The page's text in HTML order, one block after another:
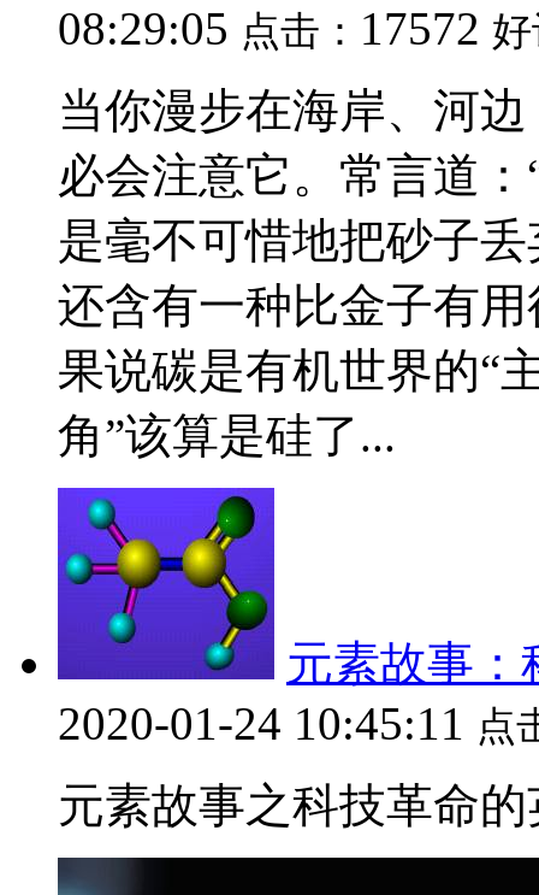
08:29:05 点击： 17572
当你漫步在海岸、河
必会注意它。常言道
是毫不可惜地把砂子
还含有一种比金子有
果说碳是有机世界的“
角”该算是硅了...
元素故事：
2020-01-24 10:45:11 点
元素故事之科技革命